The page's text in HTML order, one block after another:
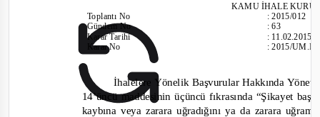
KAMU İHALE
Toplantı No
Gündem No
Karar Tarihi
Karar No
:2015/012
:63
: 11.02.2015
:2015/
İhalelere Yönelik Başvurular Hakkında
14’üncü maddesinin üçüncü fıkrasında “Şikayet
kaybına veya zarara uğradığını ya da zarara